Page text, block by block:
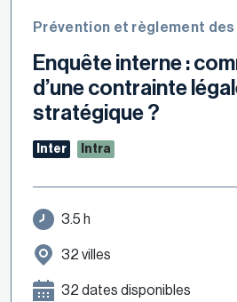
Prévention et règlement
Enquête interne :
d’une contrainte
stratégique ?
Inter Intra
3.5 h
32 villes
32 dates disponibles